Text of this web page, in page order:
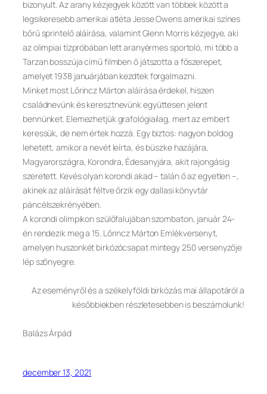
bizonyult. Az arany kézjegyek között van többek között a
legsikeresebb amerikai atléta Jesse Owens amerikai színes
bőrű sprintelő aláírása, valamint Glenn Morris kézjegye, aki
az olimpiai tízpróbában lett aranyérmes sportoló, mi több a
Tarzan bosszúja című filmben ő játszotta a főszerepet,
amelyet 1938 januárjában kezdtek forgalmazni.
Minket most Lőrincz Márton aláírása érdekel, hiszen
családnevünk és keresztnevünk együttesen jelent
bennünket. Elemezhetjük grafológiailag, mert az embert
keressük, de nem értek hozzá. Egy biztos: nagyon boldog
lehetett, amikor a nevét leírta, és büszke hazájára,
Magyarországra, Korondra, Édesanyjára, akit rajongásig
szeretett. Kevés olyan korondi akad – talán ő az egyetlen –,
akinek az aláírását féltve őrzik egy dallasi könyvtár
páncélszekrényében.
A korondi olimpikon szülőfalujában szombaton, január 24-
én rendezik meg a 15. Lőrincz Márton Emlékversenyt,
amelyen huszonkét birkózócsapat mintegy 250 versenyzője
lép szőnyegre.
Az eseményről és a székelyföldi birkózás mai állapotáról a
későbbiekben részletesebben is beszámolunk!
Balázs Árpád
december 13, 2021